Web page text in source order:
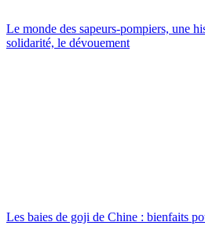
Le monde des sapeurs-pompiers, une
solidarité, le dévouement
Les baies de goji de Chine : bienfaits